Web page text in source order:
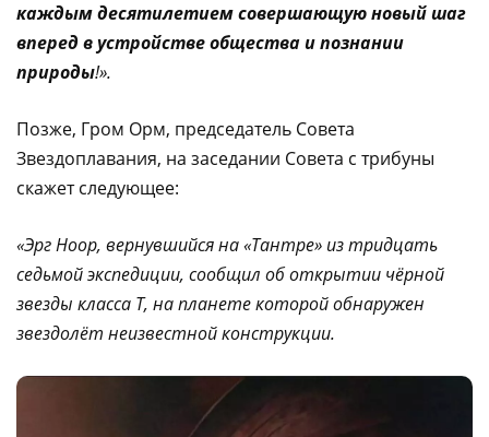
каждым десятилетием совершающую новый шаг
вперед в устройстве общества и познании
природы!».
Позже, Гром Орм, председатель Совета
Звездоплавания, на заседании Совета с трибуны
скажет следующее:
«Эрг Нoop, вернувшийся на «Тантре» из тридцать
седьмой экспедиции, сообщил об открытии чёрной
звезды класса Т, на планете которой обнаружен
звездолёт неизвестной конструкции.